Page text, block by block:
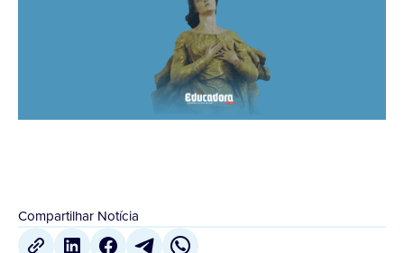
Compartilhar Notícia